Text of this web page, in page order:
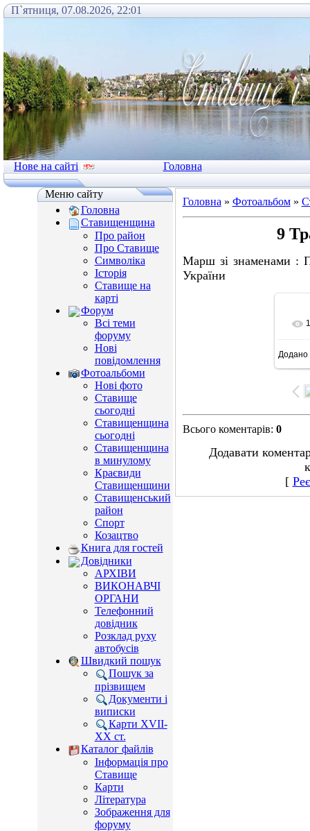
П`ятниця, 07.08.2026, 22:01
Нове на сайті Головна
Меню сайту
Головна
Ставищенщина
Про район
Про Ставище
Символіка
Історія
Ставище на
карті
Форум
Всі теми
форуму
Нові
повідомлення
Фотоальбоми
Нові фото
Ставище
сьогодні
Ставищенщина
сьогодні
Ставищенщина
в минулому
Краєвиди
Ставищенщини
Ставищенський
район
Спорт
Козацтво
Книга для гостей
Довідники
АРХІВИ
ВИКОНАВЧІ
ОРГАНИ
Телефонний
довідник
Розклад руху
автобусів
Швидкий пошук
Пошук за
прізвищем
Документи і
виписки
Карти XVII-
XX ст.
Каталог файлів
Інформація про
Ставище
Карти
Література
Зображення для
форуму
Головна » Фотоальбом»
9
Марш зі знаменами :
України
Додано
Всього коментарів: 0
Додавати
[